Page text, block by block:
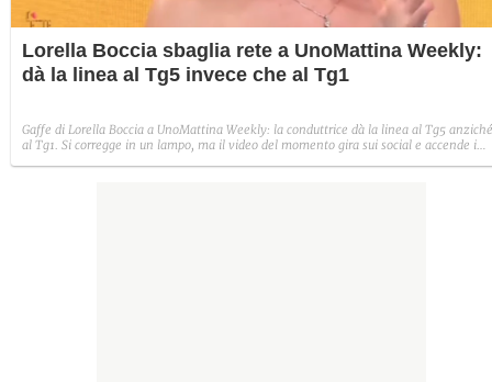
Lorella Boccia sbaglia rete a UnoMattina Weekly:
dà la linea al Tg5 invece che al Tg1
Gaffe di Lorella Boccia a UnoMattina Weekly: la conduttrice dà la linea al Tg5 anziché
al Tg1. Si corregge in un lampo, ma il video del momento gira sui social e accende i